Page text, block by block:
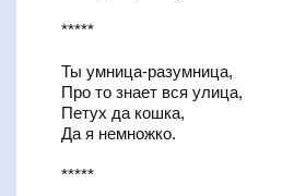
*****
Ты умница-разумница,
Про то знает вся улица,
Петух да кошка,
Да я немножко.
*****